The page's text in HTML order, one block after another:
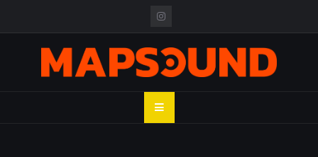
MAPSOUND